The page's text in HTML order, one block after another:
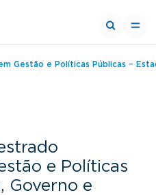
Gestão e Políticas Públicas –
e Políticas
Governo e